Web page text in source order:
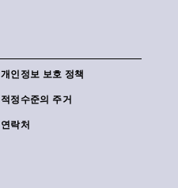
개인정보 보호 정책
적정수준의 주거
연락처